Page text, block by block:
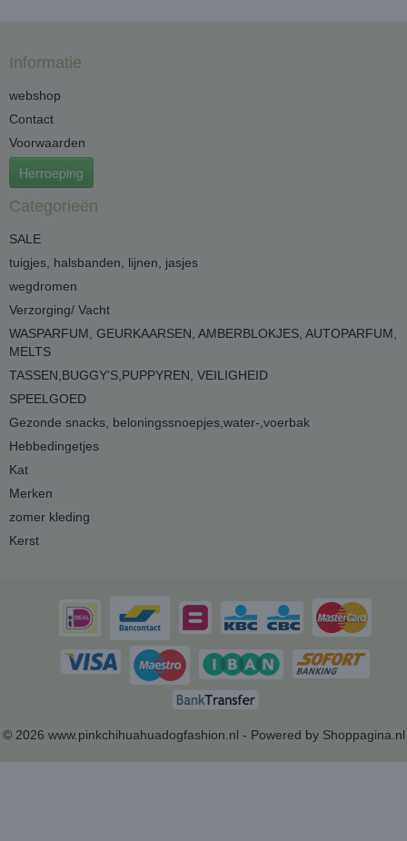
Informatie
webshop
Contact
Voorwaarden
Herroeping
Categorieën
SALE
tuigjes, halsbanden, lijnen, jasjes
wegdromen
Verzorging/ Vacht
WASPARFUM, GEURKAARSEN, AMBERBLOKJES, AUTOPARFUM,
MELTS
TASSEN,BUGGY'S,PUPPYREN, VEILIGHEID
SPEELGOED
Gezonde snacks, beloningssnoepjes,water-,voerbak
Hebbedingetjes
Kat
Merken
zomer kleding
Kerst
© 2026 www.pinkchihuahuadogfashion.nl - Powered by Shoppagina.nl